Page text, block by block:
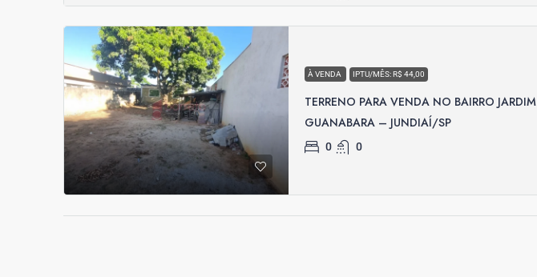
À VENDA IPTU/MÊS: R$ 44,00
TERRENO PARA VENDA NO BAIRRO JARDIM
GUANABARA – JUNDIAÍ/SP
0 0